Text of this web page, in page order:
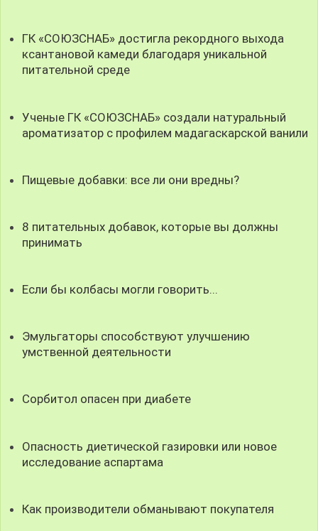
ГК «СОЮЗСНАБ» достигла рекордного выхода
ксантановой камеди благодаря уникальной
питательной среде
Ученые ГК «СОЮЗСНАБ» создали натуральный
ароматизатор с профилем мадагаскарской ванили
Пищевые добавки: все ли они вредны?
8 питательных добавок, которые вы должны
принимать
Если бы колбасы могли говорить...
Эмульгаторы способствуют улучшению
умственной деятельности
Сорбитол опасен при диабете
Опасность диетической газировки или новое
исследование аспартама
Как производители обманывают покупателя